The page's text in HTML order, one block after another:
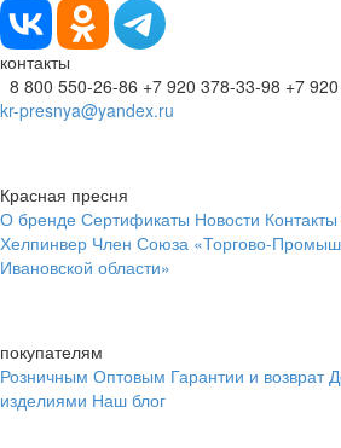
контакты
8 800 550-26-86 +7 920 378-33-98 +7
kr-presnya@yandex.ru
Красная пресня
О бренде Сертификаты Новости Контакты
Хелпинвер Член Союза «Торгово-
Ивановской области»
покупателям
Розничным Оптовым Гарантии и возврат
изделиями Наш блог